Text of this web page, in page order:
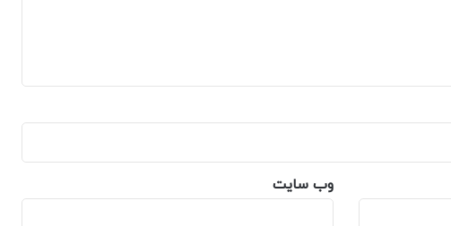
وب‌ سایت